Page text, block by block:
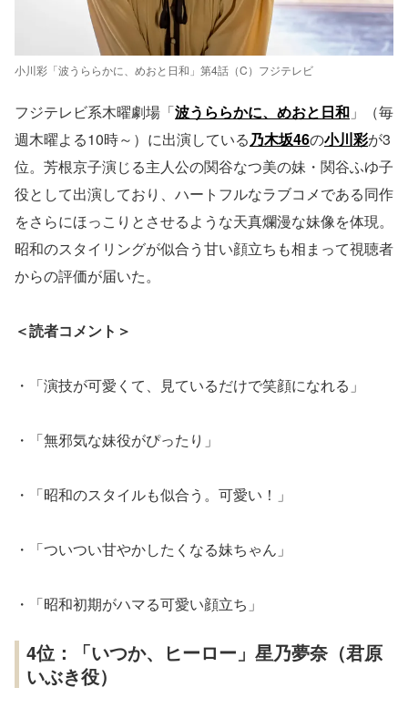
小川彩「波うららかに、めおと日和」第4話（C）フジテレビ
フジテレビ系木曜劇場「波うららかに、めおと日和 」（毎
週木曜よる10時～）に出演している乃木坂46の小川彩が3
位。芳根京子演じる主人公の関谷なつ美の妹・関谷ふゆ子
役として出演しており、ハートフルなラブコメである同作
をさらにほっこりとさせるような天真爛漫な妹像を体現。
昭和のスタイリングが似合う甘い顔立ちも相まって視聴者
からの評価が届いた。
＜読者コメント＞
・「演技が可愛くて、見ているだけで笑顔になれる」
・「無邪気な妹役がぴったり」
・「昭和のスタイルも似合う。可愛い！」
・「ついつい甘やかしたくなる妹ちゃん」
・「昭和初期がハマる可愛い顔立ち」
4位：「いつか、ヒーロー」星乃夢奈（君原
いぶき役）